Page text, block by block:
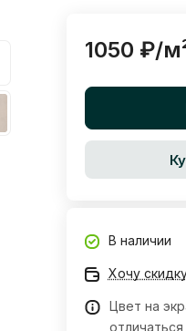
1050 ₽/
В наличии
Хочу
Цвет на